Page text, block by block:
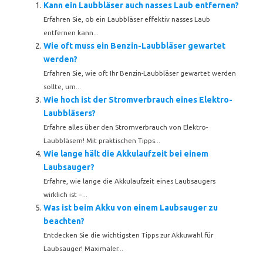
Kann ein Laubbläser auch nasses Laub entfernen?
Erfahren Sie, ob ein Laubbläser effektiv nasses Laub
entfernen kann...
Wie oft muss ein Benzin-Laubbläser gewartet
werden?
Erfahren Sie, wie oft Ihr Benzin-Laubbläser gewartet werden
sollte, um...
Wie hoch ist der Stromverbrauch eines Elektro-
Laubbläsers?
Erfahre alles über den Stromverbrauch von Elektro-
Laubbläsern! Mit praktischen Tipps...
Wie lange hält die Akkulaufzeit bei einem
Laubsauger?
Erfahre, wie lange die Akkulaufzeit eines Laubsaugers
wirklich ist –...
Was ist beim Akku von einem Laubsauger zu
beachten?
Entdecken Sie die wichtigsten Tipps zur Akkuwahl für
Laubsauger! Maximaler...